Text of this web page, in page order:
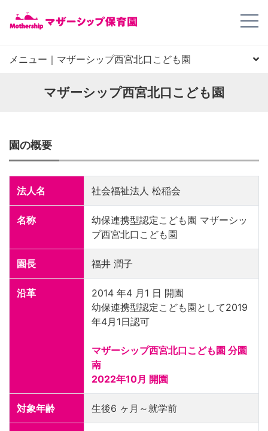
メニュー｜マザーシップ西宮北口こども園
園長からのごあいさつ
地図、住所
デイリープログラム
年間スケジュール
園児申し込み
健康及び安全の取り組み
マザーシップ西宮北口こども園
園の概要
法人名 社会福祉法人 松稲会
名称
幼保連携型認定こども園 マザーシッ
プ西宮北口こども園
園長 福井 潤子
沿革
2014 年4 月1 日 開園
幼保連携型認定こども園として2019
年4月1日認可
マザーシップ西宮北口こども園 分園
南
2022年10月 開園
対象年齢 生後6 ヶ月～就学前